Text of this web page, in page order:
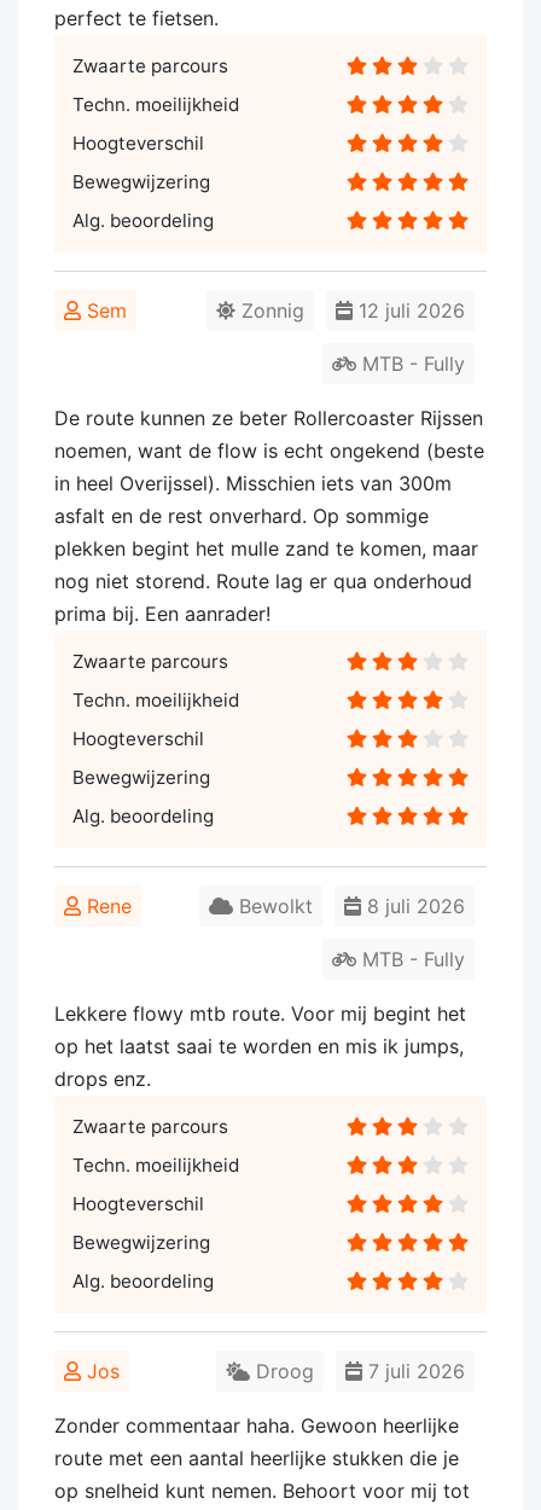
perfect te fietsen.
Zwaarte parcours
Techn. moeilijkheid
Hoogteverschil
Bewegwijzering
Alg. beoordeling
Sem 12 juli 2026
Zonnig
MTB - Fully
De route kunnen ze beter Rollercoaster Rijssen
noemen, want de flow is echt ongekend (beste
in heel Overijssel). Misschien iets van 300m
asfalt en de rest onverhard. Op sommige
plekken begint het mulle zand te komen, maar
nog niet storend. Route lag er qua onderhoud
prima bij. Een aanrader!
Zwaarte parcours
Techn. moeilijkheid
Hoogteverschil
Bewegwijzering
Alg. beoordeling
Rene 8 juli 2026
Bewolkt
MTB - Fully
Lekkere flowy mtb route. Voor mij begint het
op het laatst saai te worden en mis ik jumps,
drops enz.
Zwaarte parcours
Techn. moeilijkheid
Hoogteverschil
Bewegwijzering
Alg. beoordeling
Jos 7 juli 2026
Droog
Zonder commentaar haha. Gewoon heerlijke
route met een aantal heerlijke stukken die je
op snelheid kunt nemen. Behoort voor mij tot